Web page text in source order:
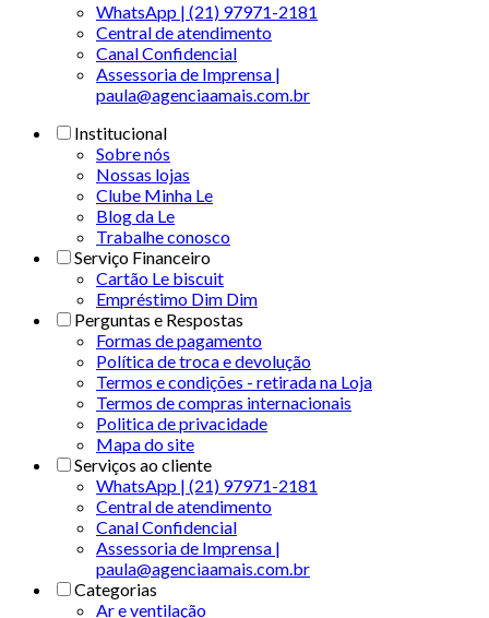
WhatsApp | (21) 97971-2181
Central de atendimento
Canal Confidencial
Assessoria de Imprensa |
paula@agenciaamais.com.br
Institucional
Sobre nós
Nossas lojas
Clube Minha Le
Blog da Le
Trabalhe conosco
Serviço Financeiro
Cartão Le biscuit
Empréstimo Dim Dim
Perguntas e Respostas
Formas de pagamento
Política de troca e devolução
Termos e condições - retirada na Loja
Termos de compras internacionais
Politica de privacidade
Mapa do site
Serviços ao cliente
WhatsApp | (21) 97971-2181
Central de atendimento
Canal Confidencial
Assessoria de Imprensa |
paula@agenciaamais.com.br
Categorias
Ar e ventilação